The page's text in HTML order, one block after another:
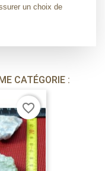
un choix de
CATÉGORIE :
favorite_border